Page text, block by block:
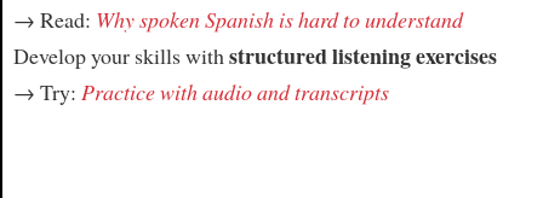
→ Read: Why spoken Spanish is hard to understand
Develop your skills with structured listening exercises
→ Try: Practice with audio and transcripts